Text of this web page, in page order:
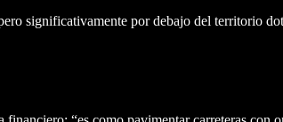
significativamente por debajo del territorio